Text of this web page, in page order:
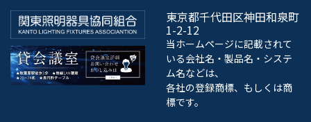
東京都千代田区神田和泉町
1-2-12
当ホームページに記載されて
いる会社名・製品名・システ
ム名などは、
各社の登録商標、もしくは商
標です。